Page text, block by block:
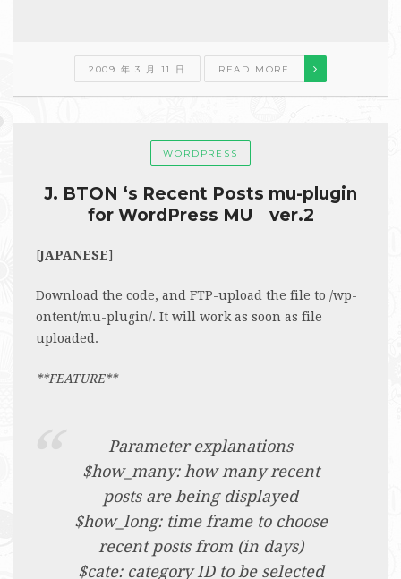
2009 年 3 月 11 日 READ MORE
WORDPRESS
J. BTON ‘s Recent Posts mu-plugin
for WordPress MU ver.2
[JAPANESE]
Download the code, and FTP-upload the file to /wp-
ontent/mu-plugin/. It will work as soon as file
uploaded.
**FEATURE**
Parameter explanations
$how_many: how many recent
posts are being displayed
$how_long: time frame to choose
recent posts from (in days)
$cate: category ID to be selected